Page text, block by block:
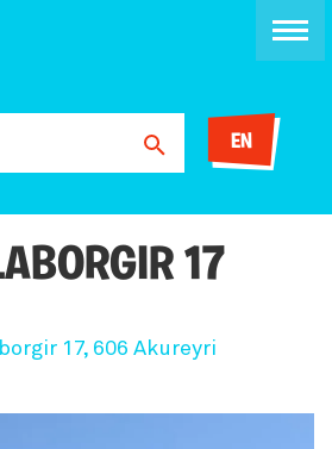
EN
17
17, 606 Akureyri